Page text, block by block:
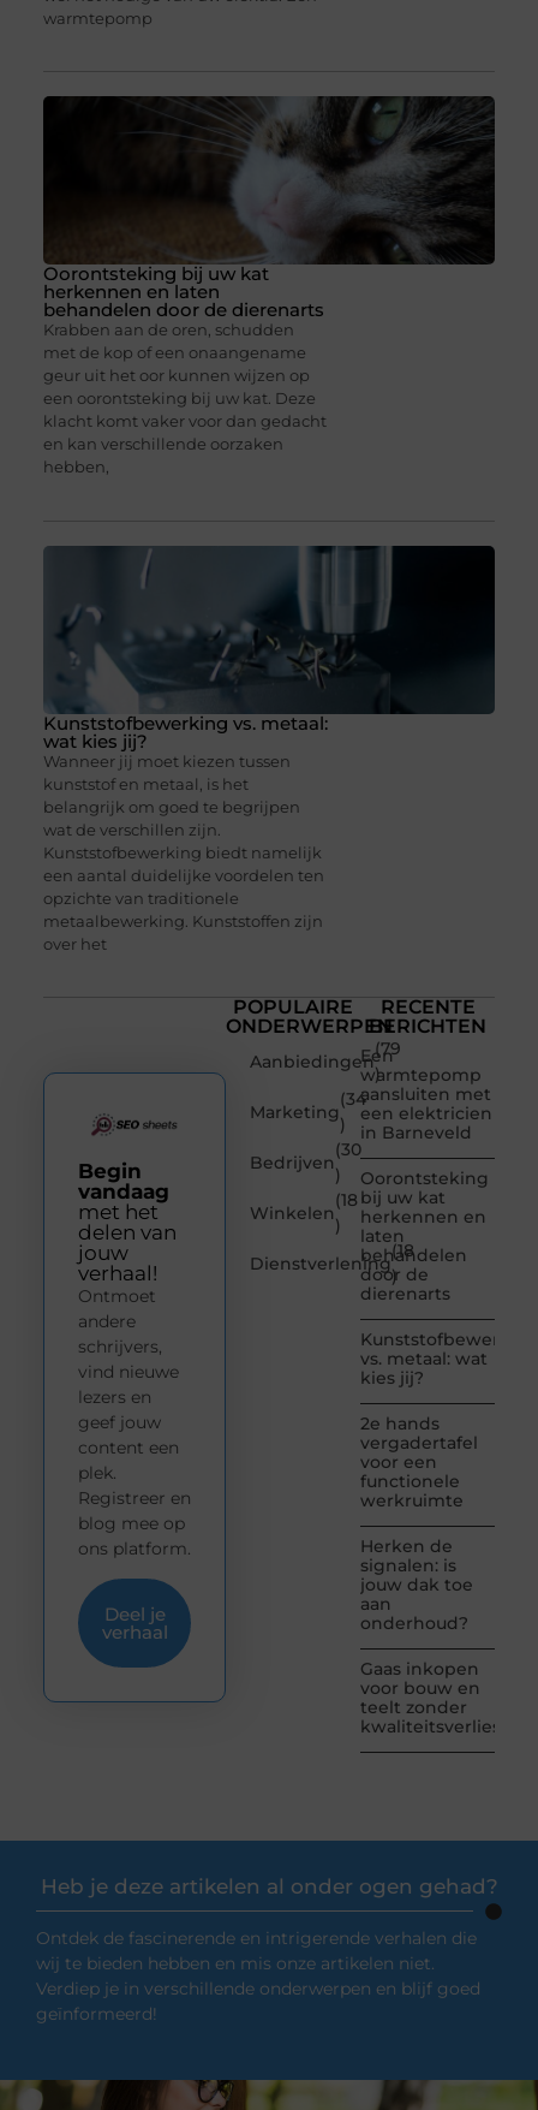
warmtepomp
Oorontsteking bij uw kat
herkennen en laten
behandelen door de dierenarts
Krabben aan de oren, schudden
met de kop of een onaangename
geur uit het oor kunnen wijzen op
een oorontsteking bij uw kat. Deze
klacht komt vaker voor dan gedacht
en kan verschillende oorzaken
hebben,
Kunststofbewerking vs. metaal:
wat kies jij?
Wanneer jij moet kiezen tussen
kunststof en metaal, is het
belangrijk om goed te begrijpen
wat de verschillen zijn.
Kunststofbewerking biedt namelijk
een aantal duidelijke voordelen ten
opzichte van traditionele
metaalbewerking. Kunststoffen zijn
over het
POPULAIRE
ONDERWERPEN
Aanbiedingen
(79
)
Marketing
(34
)
Bedrijven
(30
)
Winkelen
(18
)
Dienstverlening
(18
)
RECENTE
BERICHTEN
Een
warmtepomp
aansluiten met
een elektricien
in Barneveld
Oorontsteking
bij uw kat
herkennen en
laten
behandelen
door de
dierenarts
vs. metaal: wat
kies jij?
2e hands
vergadertafel
voor een
functionele
werkruimte
Herken de
signalen: is
jouw dak toe
aan
onderhoud?
Gaas inkopen
voor bouw en
teelt zonder
kwaliteitsverlies
Begin
vandaag
met het
delen van
jouw
verhaal!
Ontmoet
andere
schrijvers,
vind nieuwe
lezers en
geef jouw
content een
plek.
Registreer en
blog mee op
ons platform.
Deel je
verhaal
Heb je deze artikelen al onder ogen gehad?
Ontdek de fascinerende en intrigerende verhalen die
wij te bieden hebben en mis onze artikelen niet.
Verdiep je in verschillende onderwerpen en blijf goed
geïnformeerd!